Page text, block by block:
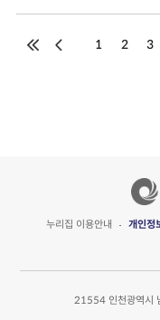
1 2 3
누리집 이용안내 개인정
21554 인천광역시